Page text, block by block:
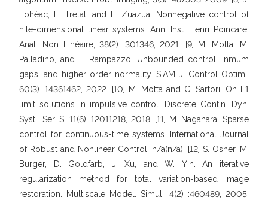
Lohéac, E. Trélat, and E. Zuazua. Nonnegative control of
nite-dimensional linear systems. Ann. Inst. Henri Poincaré,
Anal. Non Linéaire, 38(2) :301346, 2021. [9] M. Motta, M.
Palladino, and F. Rampazzo. Unbounded control, inmum
gaps, and higher order normality. SIAM J. Control Optim.,
60(3) :14361462, 2022. [10] M. Motta and C. Sartori. On L1
limit solutions in impulsive control. Discrete Contin. Dyn.
Syst., Ser. S, 11(6) :12011218, 2018. [11] M. Nagahara. Sparse
control for continuous-time systems. International Journal
of Robust and Nonlinear Control, n/a(n/a). [12] S. Osher, M.
Burger, D. Goldfarb, J. Xu, and W. Yin. An iterative
regularization method for total variation-based image
restoration. Multiscale Model. Simul., 4(2) :460489, 2005.